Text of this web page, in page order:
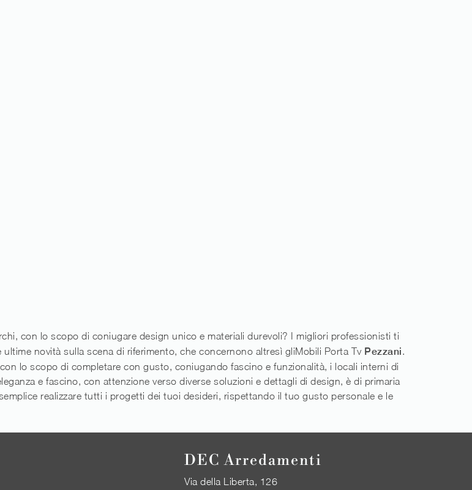
con lo scopo di coniugare design unico e materiali durevoli? I migliori professionisti ti
novità sulla scena di riferimento, che concernono altresì gliMobili Porta Tv Pezzani.
lo scopo di completare con gusto, coniugando fascino e funzionalità, i locali interni di
e fascino, con attenzione verso diverse soluzioni e dettagli di design, è di primaria
realizzare tutti i progetti dei tuoi desideri, rispettando il tuo gusto personale e le
DEC Arredamenti
Via della Liberta, 126